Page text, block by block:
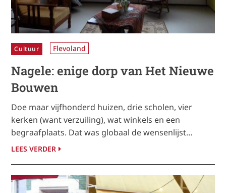
Cultuur Flevoland
Nagele: enige dorp van Het Nieuwe
Bouwen
Doe maar vijfhonderd huizen, drie scholen, vier
kerken (want verzuiling), wat winkels en een
begraafplaats. Dat was globaal de wensenlijst…
LEES VERDER